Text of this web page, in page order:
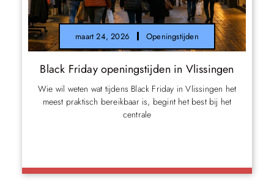
maart 24, 2026 Openingstijden
Black Friday openingstijden in Vlissingen
Wie wil weten wat tijdens Black Friday in Vlissingen het
meest praktisch bereikbaar is, begint het best bij het
centrale